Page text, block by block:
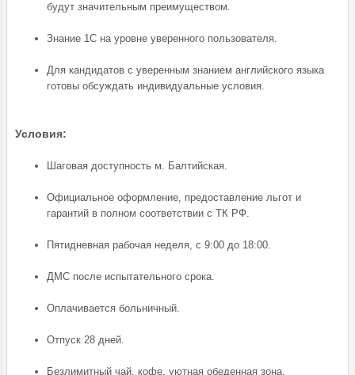
будут значительным преимуществом.
Знание 1С на уровне уверенного пользователя.
Для кандидатов с уверенным знанием английского языка
готовы обсуждать индивидуальные условия.
Условия:
Шаговая доступность м. Балтийская.
Официальное оформление, предоставление льгот и
гарантий в полном соответствии с ТК РФ.
Пятидневная рабочая неделя, с 9:00 до 18:00.
ДМС после испытательного срока.
Оплачивается больничный.
Отпуск 28 дней.
Безлимитный чай, кофе, уютная обеденная зона.